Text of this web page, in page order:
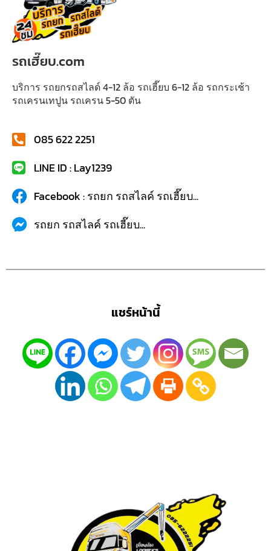
รถเฮี๊ยบ.com
บริการ รถยกรถสไลด์ 4-12 ล้อ รถเฮี๊ยบ 6-12 ล้อ รถกระเช้า
รถเครนเทปูน รถเครน 5-50 ตัน
085 622 2251
LINE ID : Lay1239
Facebook : รถยก รถสไลค์ รถเฮี๊ยบ...
รถยก รถสไลค์ รถเฮี๊ยบ...
แชร์หน้านี้